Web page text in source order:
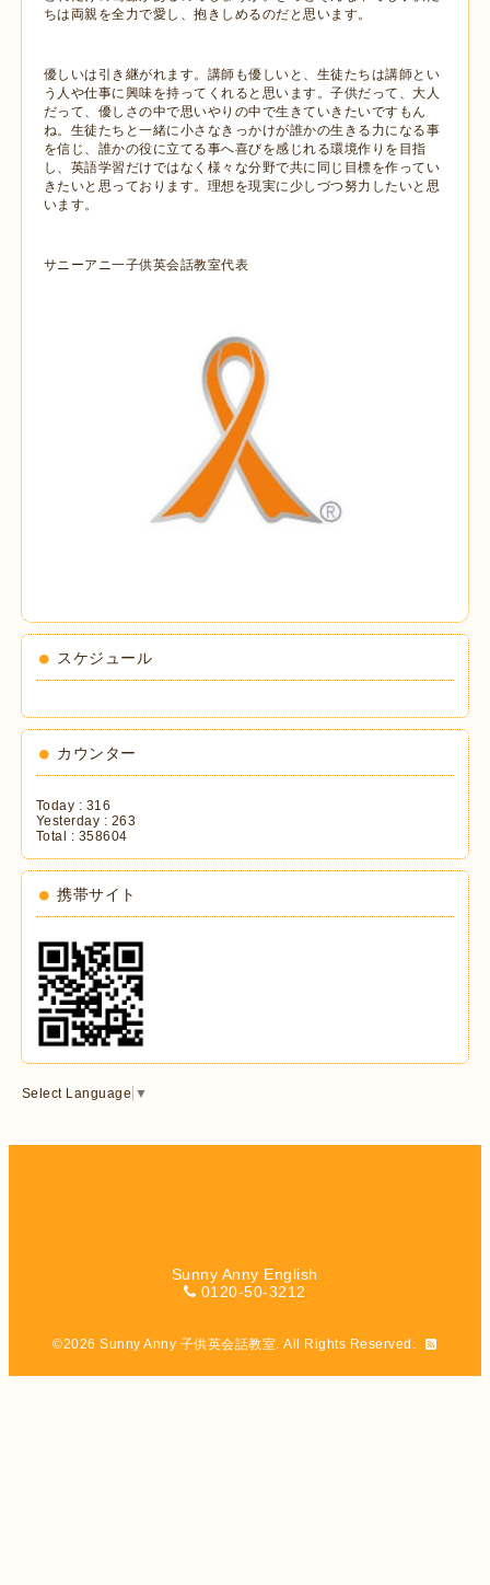
ちは両親を全力で愛し、抱きしめるのだと思います。
優しいは引き継がれます。講師も優しいと、生徒たちは講師とい
う人や仕事に興味を持ってくれると思います。子供だって、大人
だって、優しさの中で思いやりの中で生きていきたいですもん
ね。生徒たちと一緒に小さなきっかけが誰かの生きる力になる事
を信じ、誰かの役に立てる事へ喜びを感じれる環境作りを目指
し、英語学習だけではなく様々な分野で共に同じ目標を作ってい
きたいと思っております。理想を現実に少しづつ努力したいと思
います。
サニーアニ一子供英会話教室代表
スケジュール
カウンター
Today : 316
Yesterday : 263
Total : 358604
携帯サイト
Select Language ▼
Sunny Anny English
0120-50-3212
©2026Sunny Anny 子供英会話教室. All Rights Reserved.